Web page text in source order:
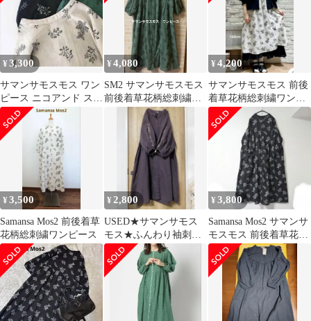
¥3,300
サマンサモスモス ワン
ピース ニコアンド スタ
ディオクリップ ネスト
ローブセポ
¥4,080
SM2 サマンサモスモス
前後着草花柄総刺繍ワ
ンピース グリーン
¥4,200
サマンサモスモス 前後
着草花柄総刺繍ワンピ
ース コットンリネン 綿
麻 SM2
¥3,500
Samansa Mos2 前後着草
花柄総刺繍ワンピース
¥ 2,800
USED★サマンサモス
モス★ふんわり袖刺繍
ワンピース
¥ 3,800
Samansa Mos2 サマンサ
モスモス 前後着草花柄
総刺繍ワンピース フリ
ー